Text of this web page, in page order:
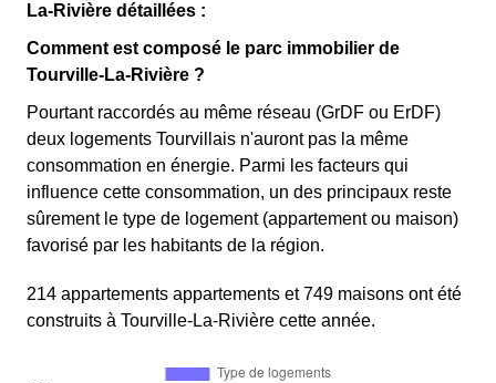
La-Rivière détaillées :
Comment est composé le parc immobilier de
Tourville-La-Rivière ?
Pourtant raccordés au même réseau (GrDF ou ErDF)
deux logements Tourvillais n'auront pas la même
consommation en énergie. Parmi les facteurs qui
influence cette consommation, un des principaux reste
sûrement le type de logement (appartement ou maison)
favorisé par les habitants de la région.
214 appartements appartements et 749 maisons ont été
construits à Tourville-La-Rivière cette année.